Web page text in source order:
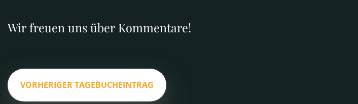
Wir freuen uns über Kommentare!
VORHERIGER TAGEBUCHEINTRAG